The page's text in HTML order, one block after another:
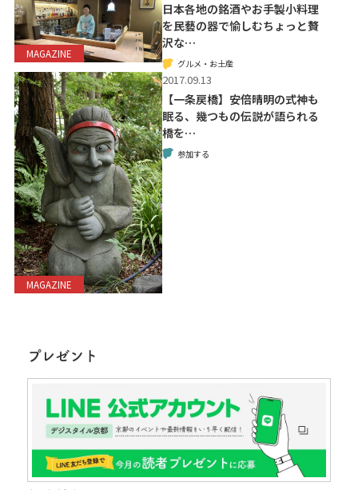
MAGAZINE
日本各地の銘酒やお手製小料理
を民藝の器で愉しむちょっと贅
沢な…
グルメ・お土産
MAGAZINE
2017.09.13
【一条戻橋】安倍晴明の式神も
眠る、幾つもの伝説が語られる
橋を…
参加する
プレゼント